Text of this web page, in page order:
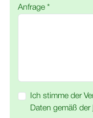
Anfrage *
Ich stimme der
Daten gemäß der